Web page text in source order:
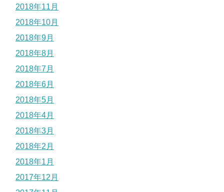
2018年11月
2018年10月
2018年9月
2018年8月
2018年7月
2018年6月
2018年5月
2018年4月
2018年3月
2018年2月
2018年1月
2017年12月